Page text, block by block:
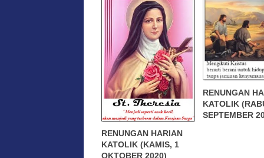
RENUNGAN HARIAN
KATOLIK (KAMIS, 1
OKTOBER 2020)
RENUNGAN
KATOLIK
SEPTEMBER